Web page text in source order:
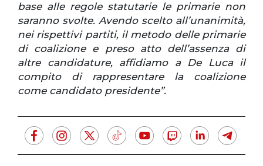
base alle regole statutarie le primarie non
saranno svolte. Avendo scelto all’unanimità,
nei rispettivi partiti, il metodo delle primarie
di coalizione e preso atto dell’assenza di
altre candidature, affidiamo a De Luca il
compito di rappresentare la coalizione
come candidato presidente”.